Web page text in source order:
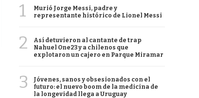
1
Murió Jorge Messi, padre y
representante histórico de Lionel Messi
2
Así detuvieron al cantante de trap
Nahuel One23 y a chilenos que
explotaron un cajero en Parque Miramar
3
Jóvenes, sanos y obsesionados con el
futuro: el nuevo boom de la medicina de
la longevidad llega a Uruguay